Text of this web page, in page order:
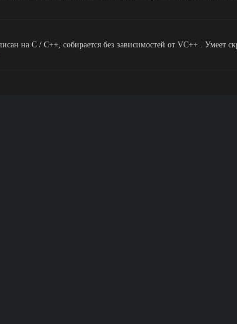
на C / C++, собирается без зависимостей от VC++ . Умеет